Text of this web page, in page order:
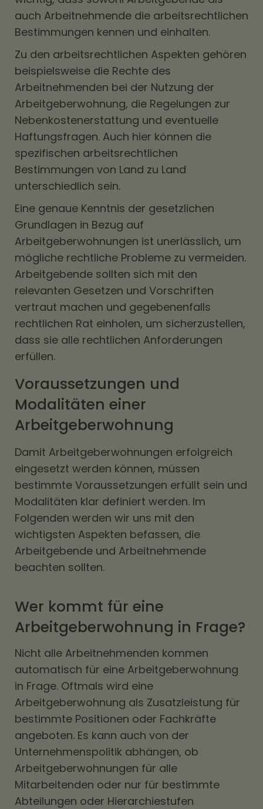
auch Arbeitnehmende die arbeitsrechtlichen
Bestimmungen kennen und einhalten.
Zu den arbeitsrechtlichen Aspekten gehören
beispielsweise die Rechte des
Arbeitnehmenden bei der Nutzung der
Arbeitgeberwohnung, die Regelungen zur
Nebenkostenerstattung und eventuelle
Haftungsfragen. Auch hier können die
spezifischen arbeitsrechtlichen
Bestimmungen von Land zu Land
unterschiedlich sein.
Eine genaue Kenntnis der gesetzlichen
Grundlagen in Bezug auf
Arbeitgeberwohnungen ist unerlässlich, um
mögliche rechtliche Probleme zu vermeiden.
Arbeitgebende sollten sich mit den
relevanten Gesetzen und Vorschriften
vertraut machen und gegebenenfalls
rechtlichen Rat einholen, um sicherzustellen,
dass sie alle rechtlichen Anforderungen
erfüllen.
Voraussetzungen und
Modalitäten einer
Arbeitgeberwohnung
Damit Arbeitgeberwohnungen erfolgreich
eingesetzt werden können, müssen
bestimmte Voraussetzungen erfüllt sein und
Modalitäten klar definiert werden. Im
Folgenden werden wir uns mit den
wichtigsten Aspekten befassen, die
Arbeitgebende und Arbeitnehmende
beachten sollten.
Wer kommt für eine
Arbeitgeberwohnung in Frage?
Nicht alle Arbeitnehmenden kommen
automatisch für eine Arbeitgeberwohnung
in Frage. Oftmals wird eine
Arbeitgeberwohnung als Zusatzleistung für
bestimmte Positionen oder Fachkräfte
angeboten. Es kann auch von der
Unternehmenspolitik abhängen, ob
Arbeitgeberwohnungen für alle
Mitarbeitenden oder nur für bestimmte
Abteilungen oder Hierarchiestufen